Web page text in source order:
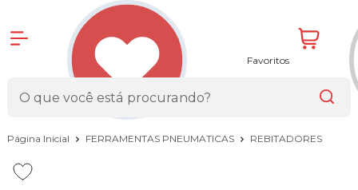
Favoritos
Página Inicial FERRAMENTAS PNEUMATICAS REBITADORES